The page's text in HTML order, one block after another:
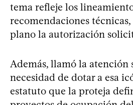
tema refleje los
recomendaciones
plano la autorización
Además, llamó la atención
necesidad de dotar a esa
estatuto que la proteja